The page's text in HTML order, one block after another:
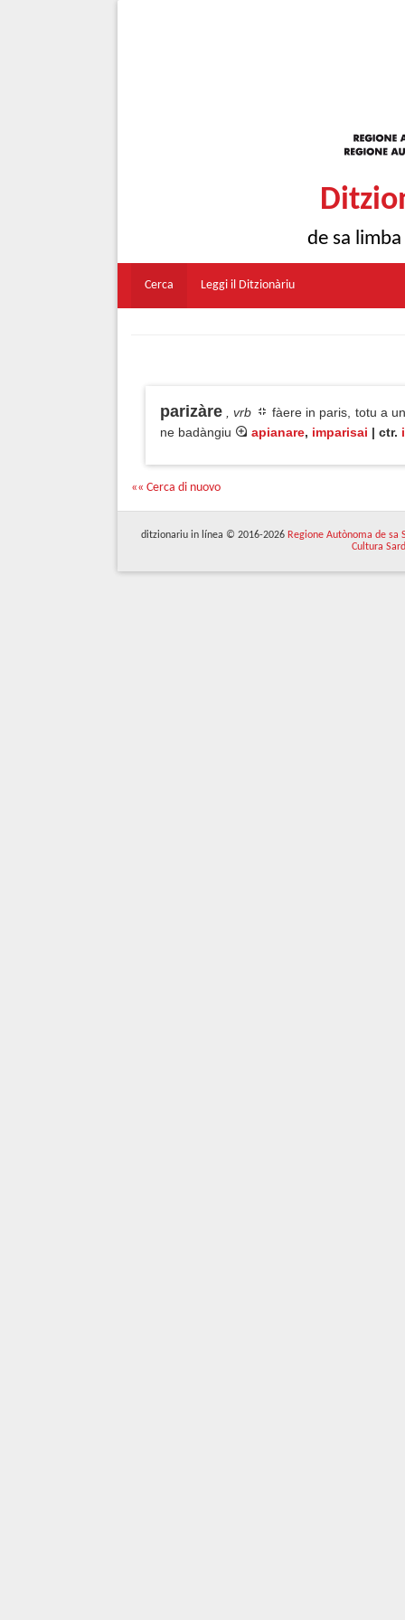
de sa
Cerca Leggi il Ditzionàriu
parizàre , vrb
fàere in paris, totu a
ne badàngiu
apianare, imparisai | ctr.
«« Cerca di nuovo
ditzionariu in línea © 2016-2026 Regione Autònoma de sa
Cultura